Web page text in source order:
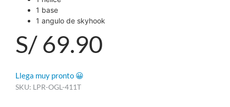
1 base
1 angulo de skyhook
S/69.90
Llega muy pronto 😀
SKU: LPR-OGL-411T